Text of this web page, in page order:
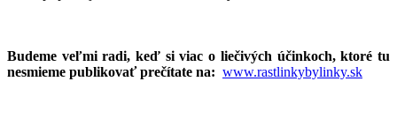
Budeme veľmi radi, keď si viac o liečivých účinkoch, ktoré tu
nesmieme publikovať prečítate na: www.rastlinkybylinky.sk